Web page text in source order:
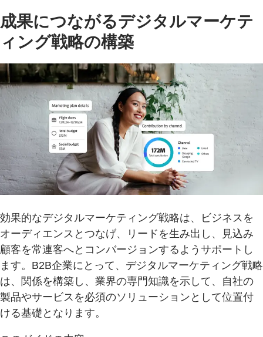
成果につながるデジタルマーケテ
ィング戦略の構築
効果的なデジタルマーケティング戦略は、ビジネスを
オーディエンスとつなげ、リードを生み出し、見込み
顧客を常連客へとコンバージョンするようサポートし
ます。B2B企業にとって、デジタルマーケティング戦略
は、関係を構築し、業界の専門知識を示して、自社の
製品やサービスを必須のソリューションとして位置付
ける基礎となります。